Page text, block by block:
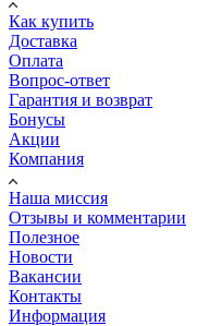
Как купить
Доставка
Оплата
Вопрос-ответ
Гарантия и возврат
Бонусы
Акции
Компания
Наша миссия
Отзывы и комментарии
Полезное
Новости
Вакансии
Контакты
Информация